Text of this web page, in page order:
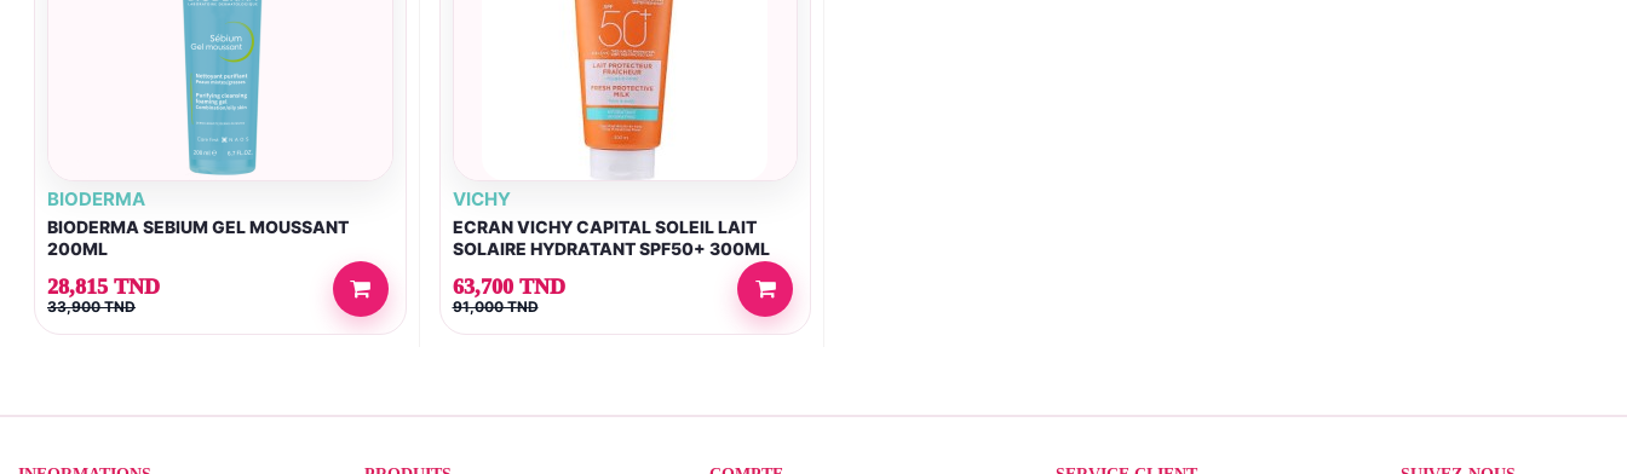
BIODERMA
BIODERMA SEBIUM GEL MOUSSANT
200ML
28,815 TND
33,900 TND
VICHY
ECRAN VICHY CAPITAL SOLEIL LAIT
SOLAIRE HYDRATANT SPF50+ 300ML
63,700 TND
91,000 TND